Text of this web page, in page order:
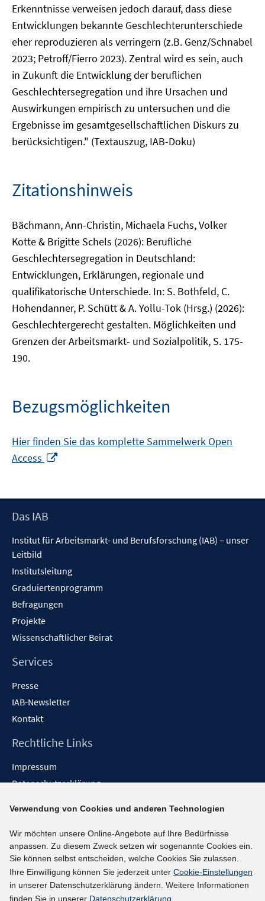
Erkenntnisse verweisen jedoch darauf, dass diese
Entwicklungen bekannte Geschlechterunterschiede
eher reproduzieren als verringern (z.B. Genz/Schnabel
2023; Petroff/Fierro 2023). Zentral wird es sein, auch
in Zukunft die Entwicklung der beruflichen
Geschlechtersegregation und ihre Ursachen und
Auswirkungen empirisch zu untersuchen und die
Ergebnisse im gesamtgesellschaftlichen Diskurs zu
berücksichtigen." (Textauszug, IAB-Doku)
Zitationshinweis
Bächmann, Ann-Christin, Michaela Fuchs, Volker
Kotte & Brigitte Schels (2026): Berufliche
Geschlechtersegregation in Deutschland:
Entwicklungen, Erklärungen, regionale und
qualifikatorische Unterschiede. In: S. Bothfeld, C.
Hohendanner, P. Schütt & A. Yollu-Tok (Hrsg.) (2026):
Geschlechtergerecht gestalten. Möglichkeiten und
Grenzen der Arbeitsmarkt- und Sozialpolitik, S. 175-
190.
Bezugsmöglichkeiten
Hier finden Sie das komplette Sammelwerk Open
Access
öffnen
Footer
Das IAB
Institut für Arbeitsmarkt- und Berufsforschung (IAB) – unser
Leitbild
Institutsleitung
Graduiertenprogramm
Befragungen
Projekte
Wissenschaftlicher Beirat
Services
Presse
IAB-Newsletter
Kontakt
Rechtliche Links
Impressum
Datenschutzerklärung
Barrieren melden
Social-Media-Kanäle
BlueSky
YouTube
LinkedIn
Verwendung von Cookies und anderen Technologien
Wir möchten unsere Online-Angebote auf Ihre Bedürfnisse
anpassen. Zu diesem Zweck setzen wir sogenannte Cookies ein.
Sie können selbst entscheiden, welche Cookies Sie zulassen.
Ihre Einwilligung können Sie jederzeit unter Cookie-Einstellungen
in unserer Datenschutzerklärung ändern. Weitere Informationen
finden Sie in unserer Datenschutzerklärung